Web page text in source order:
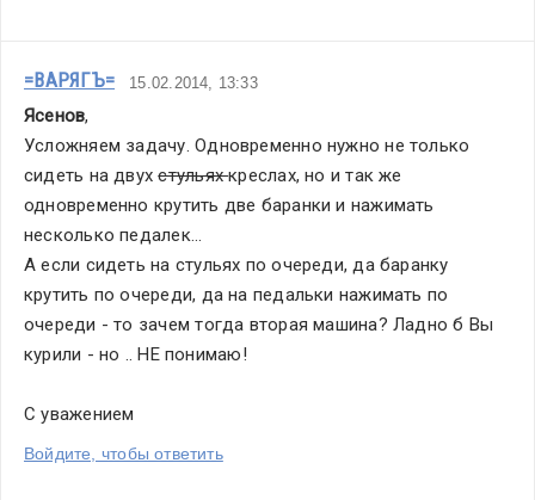
=ВАРЯГЪ= 15.02.2014, 13:33
Ясенов,
Усложняем задачу. Одновременно нужно не только
сидеть на двух стульях креслах, но и так же
одновременно крутить две баранки и нажимать
несколько педалек...
А если сидеть на стульях по очереди, да баранку
крутить по очереди, да на педальки нажимать по
очереди - то зачем тогда вторая машина? Ладно б Вы
курили - но .. НЕ понимаю!
С уважением
Войдите, чтобы ответить